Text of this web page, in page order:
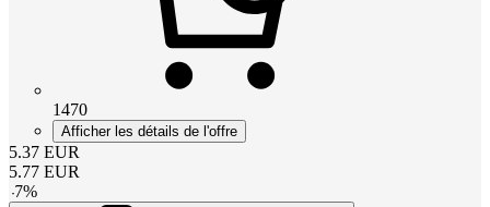
1470
Afficher les détails de l'offre
5.37 EUR
5.77 EUR
-7%